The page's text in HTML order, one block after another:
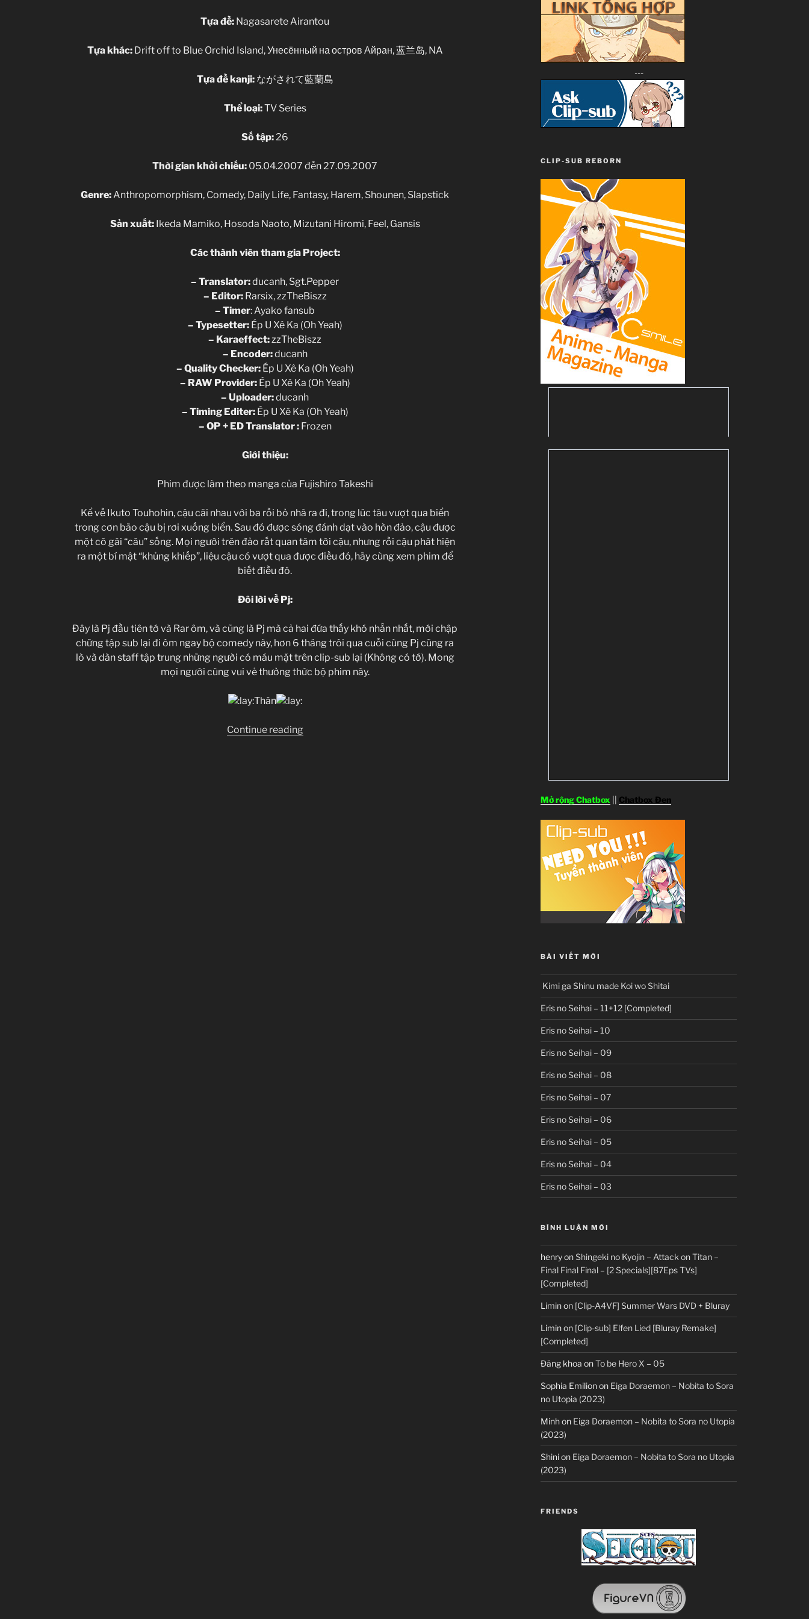
Tựa đề: Nagasarete Airantou
Tựa khác:Drift off to Blue Orchid Island, Унесённый на остров Айран, 蓝兰岛, NA
Tựa đề kanji:ながされて藍蘭島
Thể loại:TV Series
Số tập: 26
Thời gian khởi chiếu: 05.04.2007 đến 27.09.2007
Genre: Anthropomorphism, Comedy, Daily Life, Fantasy, Harem, Shounen, Slapstick
Sản xuất:Ikeda Mamiko, Hosoda Naoto, Mizutani Hiromi, Feel, Gansis
Các thành viên tham gia Project:
– Translator:ducanh, Sgt.Pepper
– Editor:Rarsix, zzTheBiszz
– Timer: Ayako fansub
– Typesetter:Ép U Xê Ka (Oh Yeah)
– Karaeffect: zzTheBiszz
– Encoder:ducanh
– Quality Checker:Ép U Xê Ka (Oh Yeah)
– RAW Provider:Ép U Xê Ka (Oh Yeah)
– Uploader:ducanh
– Timing Editer:Ép U Xê Ka (Oh Yeah)
– OP + ED Translator:Frozen
Giới thiệu:
Phim được làm theo manga của Fujishiro Takeshi
Kể về Ikuto Touhohin, cậu cãi nhau với ba rồi bỏ nhà ra đi, trong lúc tàu vượt qua biển
trong cơn bão cậu bị rơi xuống biển. Sau đó được sóng đánh dạt vào hòn đảo, cậu được
một cô gái “câu” sống. Mọi người trên đảo rất quan tâm tới cậu, nhưng rồi cậu phát hiện
ra một bí mật “khủng khiếp”, liệu cậu có vượt qua được điều đó, hãy cùng xem phim để
biết điều đó.
Đôi lời về Pj:
Đây là Pj đầu tiên tớ và Rar ôm, và cũng là Pj mà cả hai đứa thấy khó nhằn nhất, mới chập
chững tập sub lại đi ôm ngay bộ comedy này, hơn 6 tháng trôi qua cuối cùng Pj cũng ra
lò và dàn staff tập trung những người có máu mặt trên clip-sub lại (Không có tớ). Mong
mọi người cùng vui vẻ thưởng thức bộ phim này.
Thân
Continue reading“[Clip-
---
CLIP-SUB REBORN
Mở rộng Chatbox Chatbox Đen
BÀI VIẾT MỚI
Kimi ga Shinu made Koi wo Shitai
Eris no Seihai – 11+12 [Completed]
Eris no Seihai – 10
Eris no Seihai – 09
Eris no Seihai – 08
Eris no Seihai – 07
Eris no Seihai – 06
Eris no Seihai – 05
Eris no Seihai – 04
Eris no Seihai – 03
BÌNH LUẬN MỚI
henryonShingeki no Kyojin – Attack on Titan –
Final Final Final – [2 Specials][87Eps TVs]
[Completed]
Liminon [Clip-A4VF] Summer Wars DVD + Bluray
Liminon [Clip-sub] Elfen Lied [Bluray Remake]
[Completed]
Đăng khoa onTo be Hero X – 05
Sophia Emilionon Eiga Doraemon – Nobita to Sora
no Utopia (2023)
Minhon Eiga Doraemon – Nobita to Sora no Utopia
(2023)
Shinion Eiga Doraemon – Nobita to Sora no Utopia
(2023)
FRIENDS